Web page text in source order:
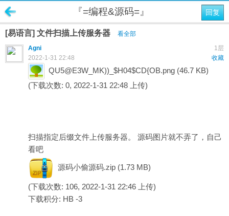
回复
『=编程&源码=』
[易语言] 文件扫描上传服务器
看全部
1层
Agni
收藏
2022-1-31 22:48
QU5@E3W_MK))_$H04$CD{OB.png (46.7 KB)
(下载次数: 0, 2022-1-31 22:48 上传)
扫描指定后缀文件上传服务器。 源码图片就不弄了，自己
看吧
源码小偷源码.zip (1.73 MB)
(下载次数: 106, 2022-1-31 22:46 上传)
下载积分: HB -3